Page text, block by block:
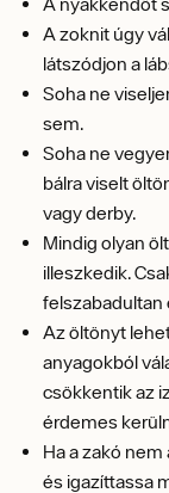
A zoknit úgy
látszódjon a
Soha ne
sem.
Soha ne
bálra viselt
vagy derby.
Mindig olyan
illeszkedik.
felszabadultan
Az öltönyt
anyagokból
csökkentik az
érdemes
Ha a zakó
és igazíttassa